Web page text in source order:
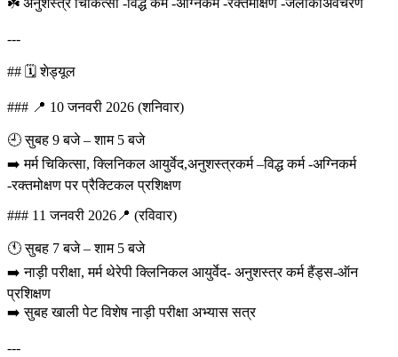
---
## 🗓️ शेड्यूल
### 📍 10 जनवरी 2026 (शनिवार)
🕘 सुबह 9 बजे – शाम 5 बजे
➡️ मर्म चिकित्सा, क्लिनिकल आयुर्वेद,अनुशस्त्रकर्म –विद्ध कर्म -अग्निकर्म
-रक्तमोक्षण पर प्रैक्टिकल प्रशिक्षण
### 11 जनवरी 2026📍 (रविवार)
🕚 सुबह 7 बजे – शाम 5 बजे
➡️ नाड़ी परीक्षा, मर्म थेरेपी क्लिनिकल आयुर्वेद- अनुशस्त्र कर्म हैंड्स-ऑन
प्रशिक्षण
➡️ सुबह खाली पेट विशेष नाड़ी परीक्षा अभ्यास सत्र
---